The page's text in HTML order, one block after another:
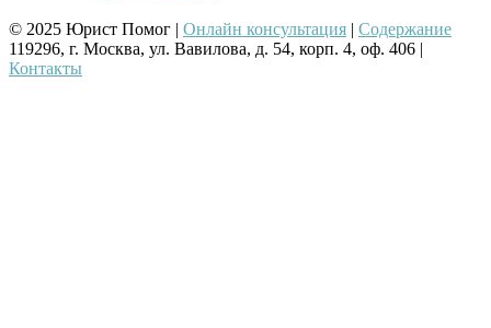
© 2025 Юрист Помог | Онлайн консультация | Содержание
119296, г. Москва, ул. Вавилова, д. 54, корп. 4, оф. 406 |
Контакты